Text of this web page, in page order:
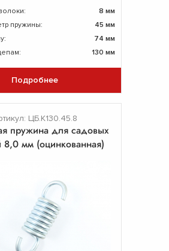
8 мм
пружины:
45 мм
74 мм
130 мм
Подробнее
ЦБ.К130.45.8
пружина для садовых
8,0 мм (оцинкованная)